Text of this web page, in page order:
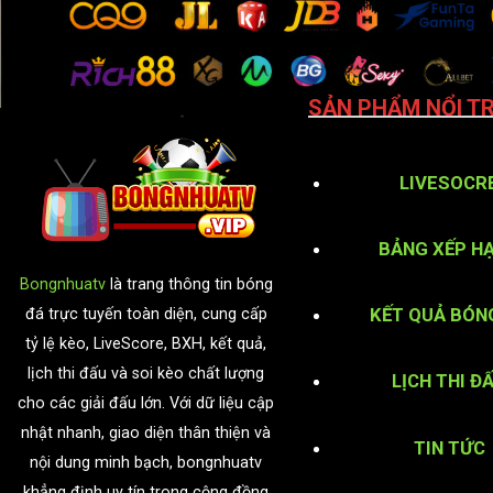
Bongnhuatvlà trang thông tin bóng
đá trực tuyến toàn diện, cung cấp
tỷ lệ kèo, LiveScore, BXH, kết quả,
lịch thi đấu và soi kèo chất lượng
cho các giải đấu lớn. Với dữ liệu cập
nhật nhanh, giao diện thân thiện và
nội dung minh bạch, bongnhuatv
SẢN PHẨM NỔI
BẢNG XẾP
KẾT QUẢ
LỊCH THI
TIN TỨC